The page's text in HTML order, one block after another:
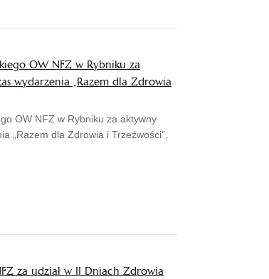
OW NFZ w Rybniku za
wydarzenia „Razem dla Zdrowia
OW NFZ w Rybniku za aktywny
„Razem dla Zdrowia i Trzeźwości”,
za udział w II Dniach Zdrowia